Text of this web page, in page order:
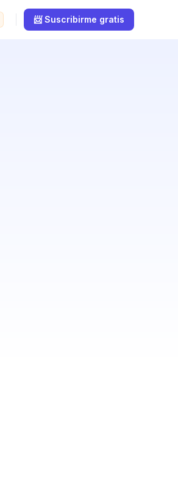
📨 Suscribirme gratis